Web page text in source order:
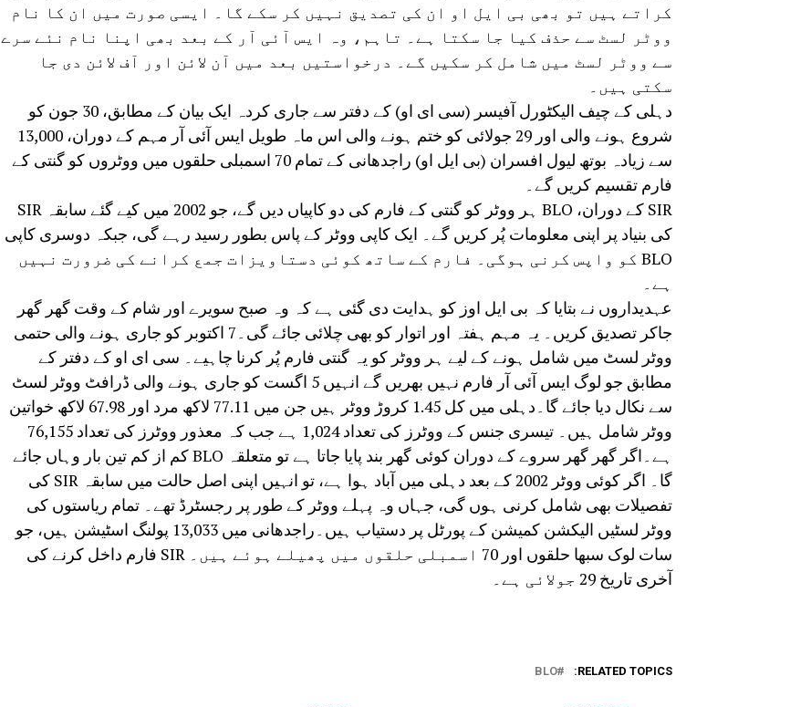
کراتے ہیں تو بھی بی ایل او ان کی تصدیق نہیں کر سکے گا۔ ایسی صورت میں ان کا نام
ووٹر لسٹ سے حذف کیا جا سکتا ہے۔ تاہم، وہ ایس آئی آر کے بعد بھی اپنا نام نئے سرے
سے ووٹر لسٹ میں شامل کر سکیں گے۔ درخواستیں بعد میں آن لائن اور آف لائن دی جا
سکتی ہیں۔
دہلی کے چیف الیکٹورل آفیسر (سی ای او) کے دفتر سے جاری کردہ ایک بیان کے مطابق، 30 جون کو
شروع ہونے والی اور 29 جولائی کو ختم ہونے والی اس ماہ طویل ایس آئی آر مہم کے دوران، 13,000
سے زیادہ بوتھ لیول افسران (بی ایل او) راجدھانی کے تمام 70 اسمبلی حلقوں میں ووٹروں کو گنتی کے
فارم تقسیم کریں گے۔
SIR کے دوران، BLO ہر ووٹر کو گنتی کے فارم کی دو کاپیاں دیں گے، جو 2002 میں کیے گئے سابقہ ​​SIR
کی بنیاد پر اپنی معلومات پُر کریں گے۔ ایک کاپی ووٹر کے پاس بطور رسید رہے گی، جبکہ دوسری کاپی
BLO کو واپس کرنی ہوگی۔ فارم کے ساتھ کوئی دستاویزات جمع کرانے کی ضرورت نہیں
ہے۔
عہدیداروں نے بتایا کہ بی ایل اوز کو ہدایت دی گئی ہے کہ وہ صبح سویرے اور شام کے وقت گھر گھر
جاکر تصدیق کریں۔ یہ مہم ہفتہ اور اتوار کو بھی چلائی جائے گی۔7 اکتوبر کو جاری ہونے والی حتمی
ووٹر لسٹ میں شامل ہونے کے لیے ہر ووٹر کو یہ گنتی فارم پُر کرنا چاہیے۔ سی ای او کے دفتر کے
مطابق جو لوگ ایس آئی آر فارم نہیں بھریں گے انہیں 5 اگست کو جاری ہونے والی ڈرافٹ ووٹر لسٹ
سے نکال دیا جائے گا۔دہلی میں کل 1.45 کروڑ ووٹر ہیں جن میں 77.11 لاکھ مرد اور 67.98 لاکھ خواتین
ووٹر شامل ہیں۔ تیسری جنس کے ووٹرز کی تعداد 1,024 ہے جب کہ معذور ووٹرز کی تعداد 76,155
ہے۔اگر گھر گھر سروے کے دوران کوئی گھر بند پایا جاتا ہے تو متعلقہ BLO کم از کم تین بار وہاں جائے
گا۔ اگر کوئی ووٹر 2002 کے بعد دہلی میں آباد ہوا ہے، تو انہیں اپنی اصل حالت میں سابقہ ​​SIR کی
تفصیلات بھی شامل کرنی ہوں گی، جہاں وہ پہلے ووٹر کے طور پر رجسٹرڈ تھے۔ تمام ریاستوں کی
ووٹر لسٹیں الیکشن کمیشن کے پورٹل پر دستیاب ہیں۔راجدھانی میں 13,033 پولنگ اسٹیشن ہیں، جو
سات لوک سبھا حلقوں اور 70 اسمبلی حلقوں میں پھیلے ہوئے ہیں۔ SIR فارم داخل کرنے کی
آخری تاریخ 29 جولائی ہے۔
RELATED TOPICS:
BLO